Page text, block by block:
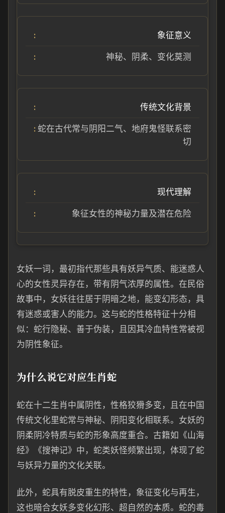
象征意义
神秘、阴柔、变化莫测
传统文化背景
蛇在古代常与阴阳二气、地府鬼怪联系密
切
现代理解
象征女性的神秘力量及潜在危险
女妖一词，最初指代那些具有妖异气质、能迷惑人
心的女性灵异存在，带有阴气浓厚的属性。在民俗
故事中，女妖往往居于阴暗之地，能变幻形态，具
有迷惑或害人的能力。这与蛇的性格特征十分相
似：蛇行隐秘、善于伪装，且因其冷血特性常被视
为阴性象征。
为什么说它对应生肖蛇
蛇在十二生肖中属阴性，性格狡猾多变，且在中国
传统文化里蛇常与神秘、阴阳变化相联系。女妖的
阴柔阴冷特质与蛇的形象高度重合。古籍如《山海
经》《搜神记》中，蛇类妖怪频繁出现，体现了蛇
与妖异力量的文化关联。
此外，蛇具有脱皮重生的特性，象征变化与再生，
这也暗合女妖多变化幻形、超自然的本质。蛇的毒